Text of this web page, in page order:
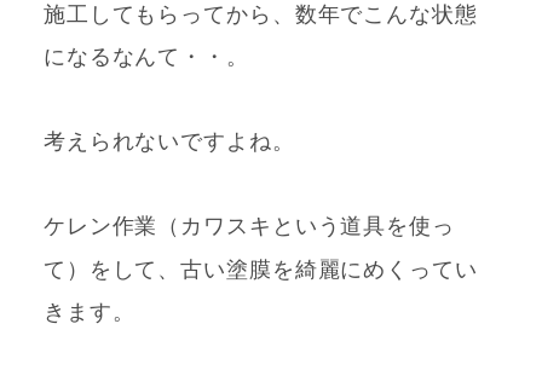
施工してもらってから、数年でこんな状態
になるなんて・・。
考えられないですよね。
ケレン作業（カワスキという道具を使っ
て）
をして、古い塗膜を綺麗にめくってい
きます。